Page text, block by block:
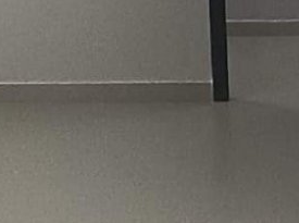
районе г. Казани. Предоставление
- Здание находится на первой
и автомобильный тр...